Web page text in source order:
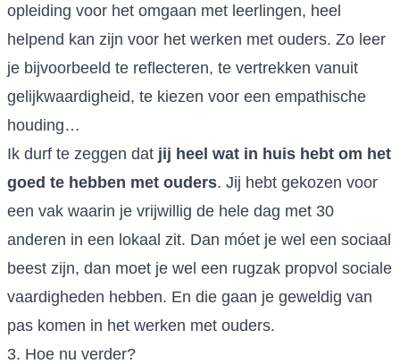
opleiding voor het omgaan met leerlingen, heel
helpend kan zijn voor het werken met ouders. Zo leer
je bijvoorbeeld te reflecteren, te vertrekken vanuit
gelijkwaardigheid, te kiezen voor een empathische
houding…
Ik durf te zeggen dat jij heel wat in huis hebt om het
goed te hebben met ouders. Jij hebt gekozen voor
een vak waarin je vrijwillig de hele dag met 30
anderen in een lokaal zit. Dan móet je wel een sociaal
beest zijn, dan moet je wel een rugzak propvol sociale
vaardigheden hebben. En die gaan je geweldig van
pas komen in het werken met ouders.
3. Hoe nu verder?